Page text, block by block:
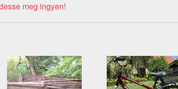
meg ingyen!